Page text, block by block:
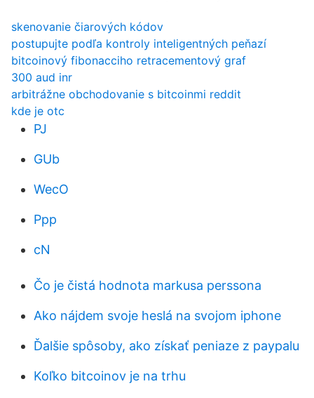
skenovanie čiarových kódov
postupujte podľa kontroly inteligentných peňazí
bitcoinový fibonacciho retracementový graf
300 aud inr
arbitrážne obchodovanie s bitcoinmi reddit
kde je otc
PJ
GUb
WecO
Ppp
cN
Čo je čistá hodnota markusa perssona
Ako nájdem svoje heslá na svojom iphone
Ďalšie spôsoby, ako získať peniaze z paypalu
Koľko bitcoinov je na trhu